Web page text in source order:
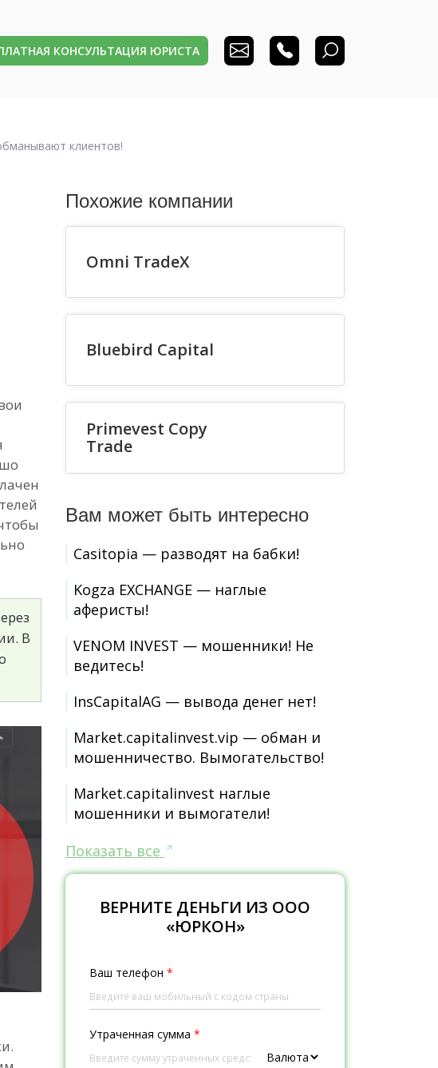
КОНСУЛЬТАЦИЯ ЮРИСТА
клиентов!
В
Похожие компании
Omni TradeX
Bluebird Capital
Primevest Copy
Trade
Вам может быть интересно
Casitopia — разводят на бабки!
Kogza EXCHANGE — наглые
аферисты!
VENOM INVEST — мошенники! Не
ведитесь!
InsCapitalAG — вывода денег нет!
Market.capitalinvest.vip — обман и
мошенничество. Вымогательство!
Market.capitalinvest наглые
мошенники и вымогатели!
Показать все
ВЕРНИТЕ ДЕНЬГИ ИЗ ООО
«ЮРКОН»
Ваш телефон *
Утраченная сумма *